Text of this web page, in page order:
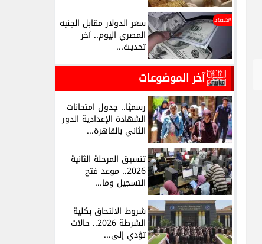
اقتصاد سعر الدولار مقابل الجنيه
المصري اليوم.. آخر
تحديث...
آخر الموضوعات
رسميًا.. جدول امتحانات
الشهادة الإعدادية الدور
الثاني بالقاهرة...
تنسيق المرحلة الثانية
2026.. موعد فتح
التسجيل وما...
شروط الالتحاق بكلية
الشرطة 2026.. حالات
تؤدي إلى...